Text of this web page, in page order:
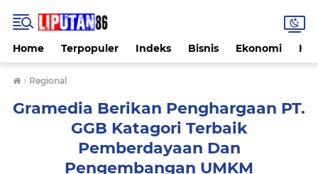
Home Terpopuler Indeks Bisnis Ekonomi
› Regional
Gramedia Berikan Penghargaan PT.
GGB Katagori Terbaik
Pemberdayaan Dan
Pengembangan UMKM